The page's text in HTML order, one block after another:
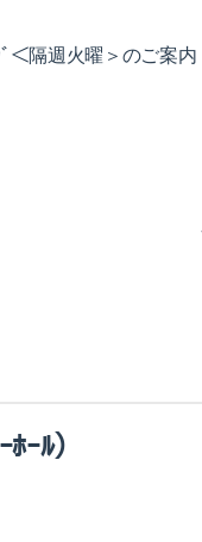
＜隔週火曜＞のご案内
ｰﾙ）